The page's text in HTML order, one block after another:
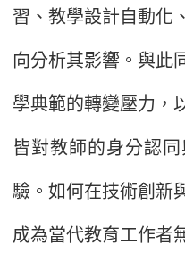
習、教學設計自動化
向分析其影響。與此
學典範的轉變壓力，
皆對教師的身分認
驗。如何在技術創新
成為當代教育工作者